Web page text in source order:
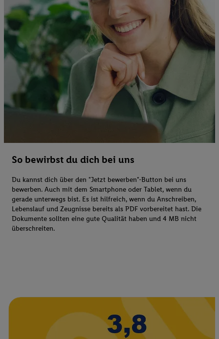
So bewirbst du dich bei uns
Du kannst dich über den "Jetzt bewerben"-Button bei uns
bewerben. Auch mit dem Smartphone oder Tablet, wenn du
gerade unterwegs bist. Es ist hilfreich, wenn du Anschreiben,
Lebenslauf und Zeugnisse bereits als PDF vorbereitet hast. Die
Dokumente sollten eine gute Qualität haben und 4 MB nicht
überschreiten.